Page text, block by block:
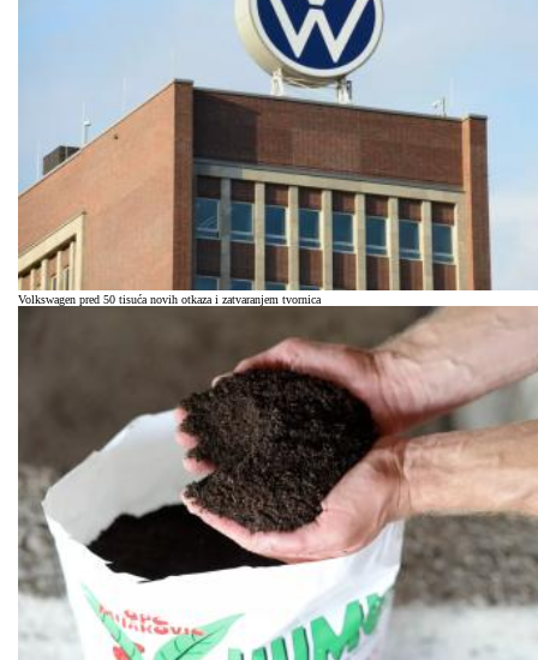
Volkswagen pred 50 tisuća novih otkaza i zatvaranjem tvornica